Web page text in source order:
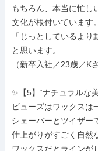
もちろん、本当に忙し
文化が根付いています。
「じっとしているよ
と思います。
（新卒入社／23歳／K
✨【5】“ナチュラルな
ビューズはワックスは
シェーバーとツイザー
仕上がりがすごく自然
ワックスだとラインが